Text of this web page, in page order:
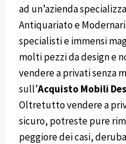
ad un’azienda
Antiquariato e
specialisti e immensi
molti pezzi da design e
vendere a privati senza
sull’Acquisto Mobili
Oltretutto vendere a
sicuro, potreste pure
peggiore dei casi,